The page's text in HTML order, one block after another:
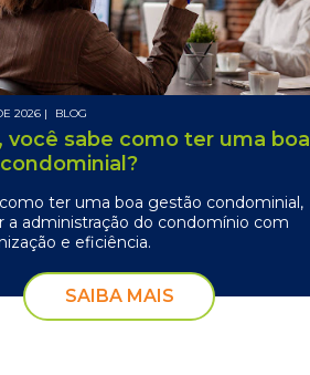
2026 | BLOG
você sabe como ter uma boa
ter uma boa gestão condominial,
a administração do condomínio com
e eficiência.
SAIBA MAIS